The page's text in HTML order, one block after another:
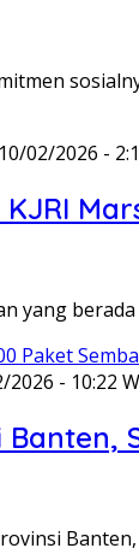
02/2026 -
yang
2026 - 10:22